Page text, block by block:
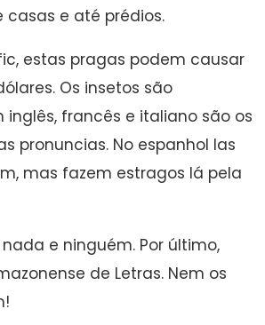
e até prédios.
estas pragas podem causar
Os insetos são
francês e italiano são os
pronuncias. No espanhol las
mas fazem estragos lá pela
e ninguém. Por último,
de Letras. Nem os